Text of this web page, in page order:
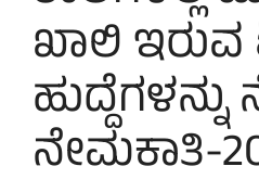
ಖಾಲಿ ಇರುವ
ಹುದ್ದೆಗಳನ್ನು
ನೇಮಕಾತಿ-